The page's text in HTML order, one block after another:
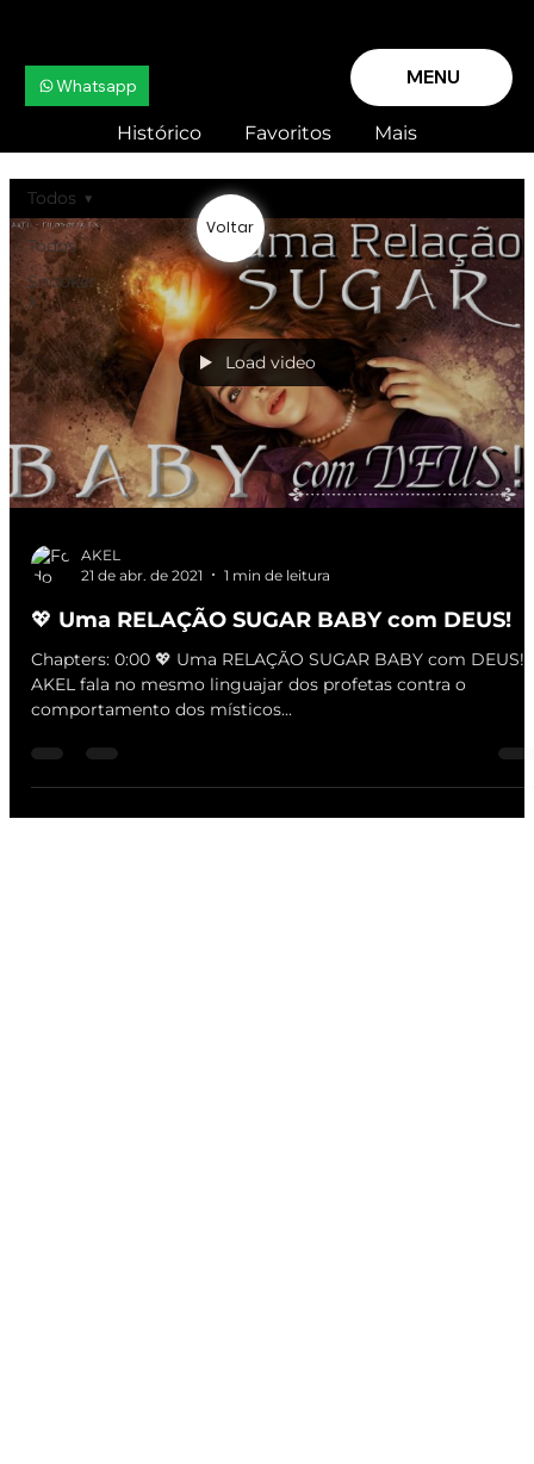
MENU
Whatsapp
Histórico Favoritos Mais
Todos
Snooker
X
Todos
Load video
AKEL
21 de abr. de 2021
1 min de leitura
💖 Uma RELAÇÃO SUGAR BABY com DEUS!
Chapters: 0:00​ 💖 Uma RELAÇÃO SUGAR BABY com DEUS!
AKEL fala no mesmo linguajar dos profetas contra o
comportamento dos místicos...
Voltar